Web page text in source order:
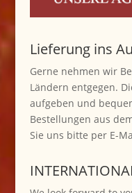
Lieferung ins
Gerne nehmen wir
Ländern entgegen.
aufgeben und
Bestellungen aus
Sie uns bitte per E-